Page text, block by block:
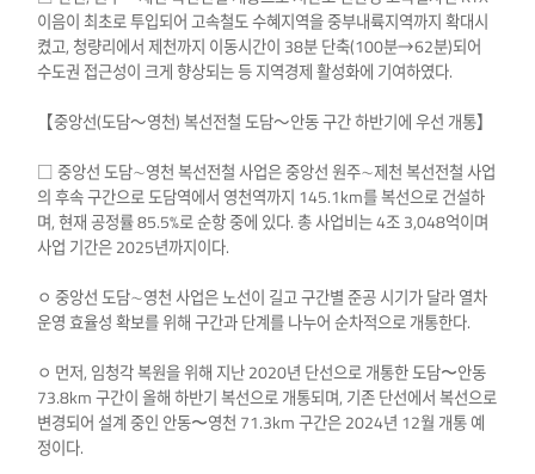
이음이 최초로 투입되어 고속철도 수혜지역을 중부내륙지역까지 확대시
켰고, 청량리에서 제천까지 이동시간이 38분 단축(100분→62분)되어
수도권 접근성이 크게 향상되는 등 지역경제 활성화에 기여하였다.
【중앙선(도담～영천) 복선전철 도담～안동 구간 하반기에 우선 개통】
□ 중앙선 도담∼영천 복선전철 사업은 중앙선 원주∼제천 복선전철 사업
의 후속 구간으로 도담역에서 영천역까지 145.1km를 복선으로 건설하
며, 현재 공정률 85.5%로 순항 중에 있다. 총 사업비는 4조 3,048억이며
사업 기간은 2025년까지이다.
ㅇ 중앙선 도담∼영천 사업은 노선이 길고 구간별 준공 시기가 달라 열차
운영 효율성 확보를 위해 구간과 단계를 나누어 순차적으로 개통한다.
ㅇ 먼저, 임청각 복원을 위해 지난 2020년 단선으로 개통한 도담〜안동
73.8km 구간이 올해 하반기 복선으로 개통되며, 기존 단선에서 복선으로
변경되어 설계 중인 안동〜영천 71.3km 구간은 2024년 12월 개통 예
정이다.